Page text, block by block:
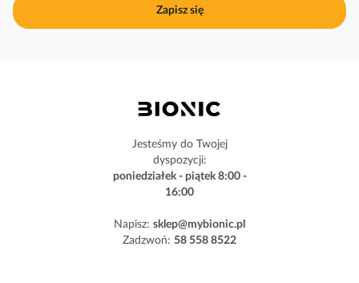
j
n
Zapisz się
Jesteśmy do Twojej
dyspozycji:
poniedziałek - piątek 8:00 -
16:00
Napisz: sklep@mybionic.pl
Zadzwoń: 58 558 8522